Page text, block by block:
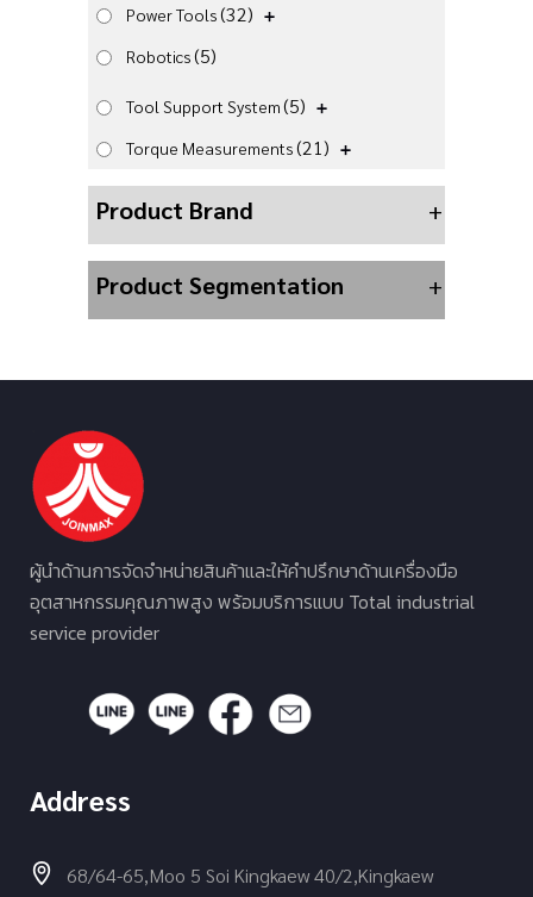
Power Tools(32)
Robotics(5)
Tool Support System(5)
Torque Measurements(21)
Product Brand +
Product Segmentation +
ผู้นำด้านการจัดจำหน่ายสินค้าและให้คำปรึกษาด้านเครื่องมือ
อุตสาหกรรมคุณภาพสูง พร้อมบริการแบบ Total industrial
service provider
Address
68/64-65,Moo 5 Soi Kingkaew 40/2,Kingkaew